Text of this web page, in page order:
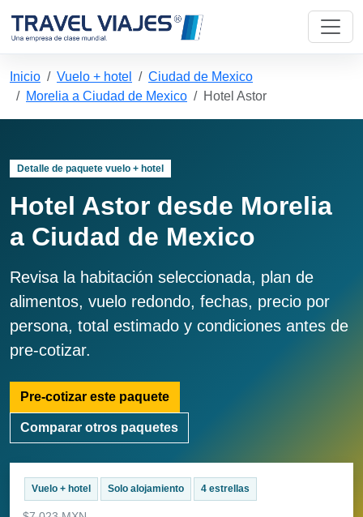
Inicio Vuelo + hotel
Ciudad de Mexico
Morelia a Ciudad de Mexico
Hotel Astor
Detalle de paquete vuelo + hotel
Hotel Astor desde Morelia
a Ciudad de Mexico
Revisa la habitación seleccionada, plan de
alimentos, vuelo redondo, fechas, precio por
persona, total estimado y condiciones antes de
pre-cotizar.
Pre-cotizar este paquete
Comparar otros paquetes
Vuelo + hotel Solo alojamiento 4 estrellas